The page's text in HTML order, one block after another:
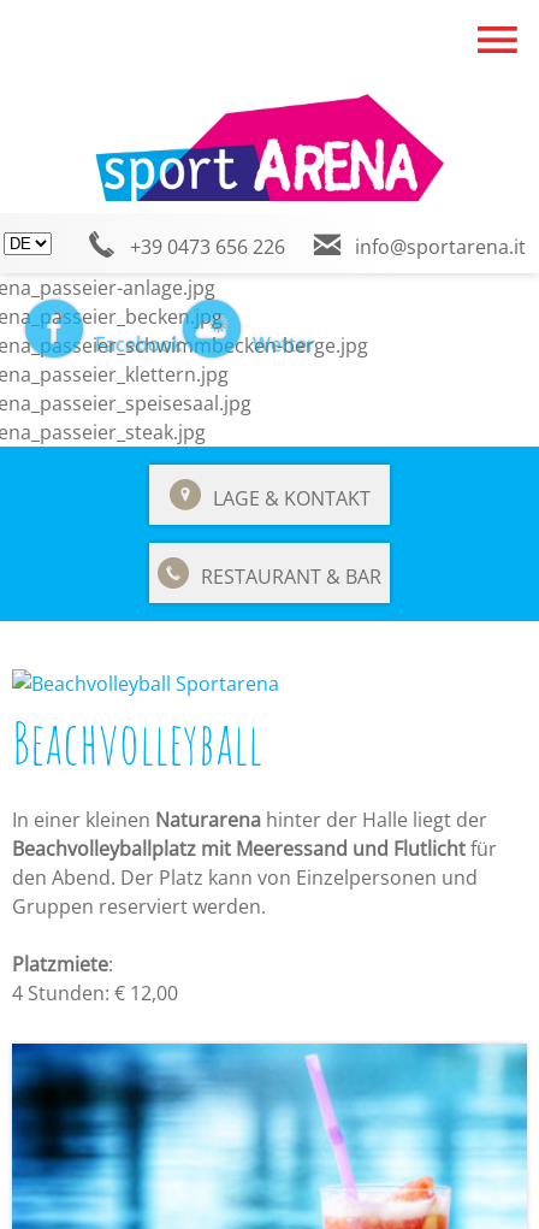
+39 0473 656 226 info@sportarena.it
Facebook Wetter
LAGE & KONTAKT
RESTAURANT & BAR
Beachvolleyball
In einer kleinen Naturarena hinter der Halle liegt der
Beachvolleyballplatz mit Meeressand und Flutlichtfür
den Abend. Der Platz kann von Einzelpersonen und
Gruppen reserviert werden.
Platzmiete:
4 Stunden: € 12,00